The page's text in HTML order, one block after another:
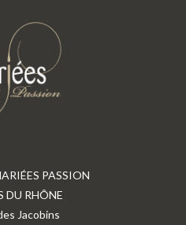
PASSION
DU RHÔNE
Jacobins